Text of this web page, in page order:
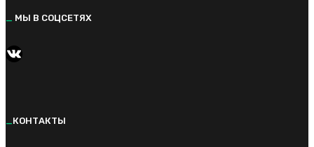
МЫ В СОЦСЕТЯХ
https://vk.com/kvantorium92
КОНТАКТЫ